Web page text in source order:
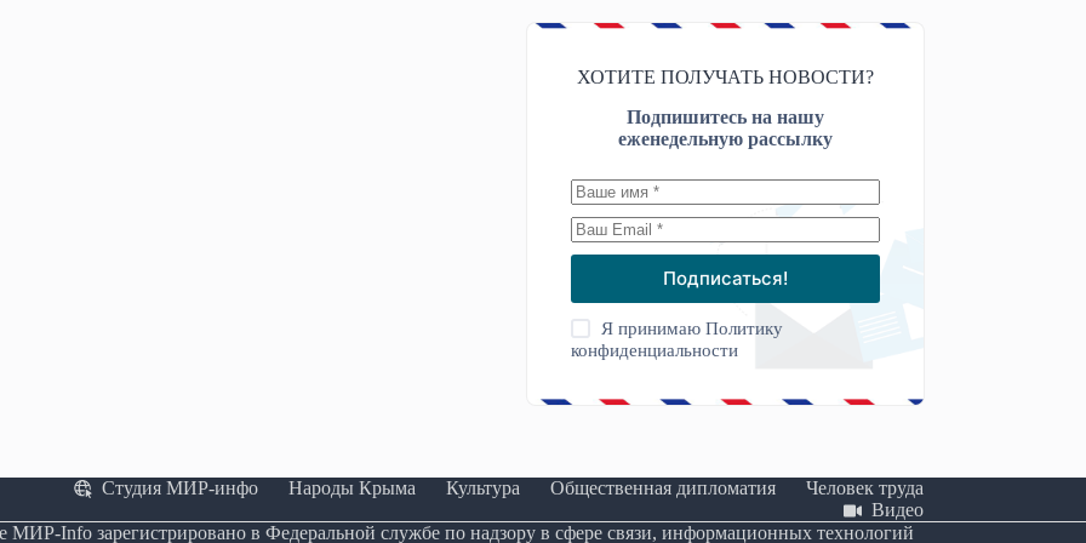
ХОТИТЕ ПОЛУЧАТЬ НОВОСТИ?
Подпишитесь на нашу
еженедельную рассылку
Подписаться!
Я принимаюПолитику
конфиденциальности
Студия МИР-инфо Народы Крыма Культура Общественная дипломатия
Человек труда
Видео
МИР-Info зарегистрировано в Федеральной службе по надзору в сфере связи, информационных технологий